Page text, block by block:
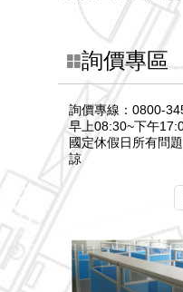
詢價專區
詢價專線：0800-
早上08:30~下午
國定休假日所有問
諒